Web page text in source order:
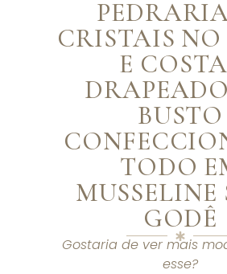
CRISTAIS
E
BUSTO
TODO
GODÊ
Gostaria de ver mais
esse?